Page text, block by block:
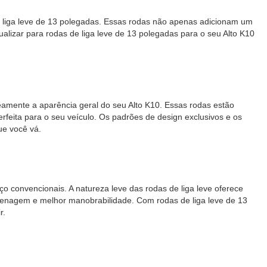
leve de 13 polegadas. Essas rodas não apenas adicionam um
para rodas de liga leve de 13 polegadas para o seu Alto K10
a aparência geral do seu Alto K10. Essas rodas estão
para o seu veículo. Os padrões de design exclusivos e os
você vá.
convencionais. A natureza leve das rodas de liga leve oferece
e melhor manobrabilidade. Com rodas de liga leve de 13